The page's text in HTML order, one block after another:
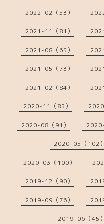
2022-02（53）
2021-11（81）
2021-08（65）
2021-05（73）
2021-02（84）
2020-11（85）
2020-08（91）
2020-05（102）
2020-03（100）
2019-12（90）
2019-09（76）
2019-06（45）